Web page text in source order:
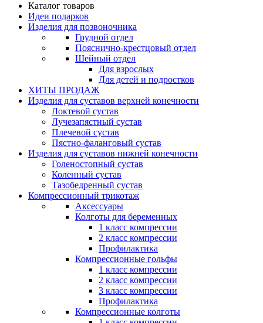
Каталог товаров
Идеи подарков
Изделия для позвоночника
Грудной отдел
Пояснично-крестцовый отдел
Шейный отдел
Для взрослых
Для детей и подростков
ХИТЫ ПРОДАЖ
Изделия для суставов верхней конечности
Локтевой сустав
Лучезапястный сустав
Плечевой сустав
Пястно-фаланговый сустав
Изделия для суставов нижней конечности
Голеностопный сустав
Коленный сустав
Тазобедренный сустав
Компрессионный трикотаж
Аксессуары
Колготы для беременных
1 класс компрессии
2 класс компрессии
Профилактика
Компрессионные гольфы
1 класс компрессии
2 класс компрессии
3 класс компрессии
Профилактика
Компрессионные колготы